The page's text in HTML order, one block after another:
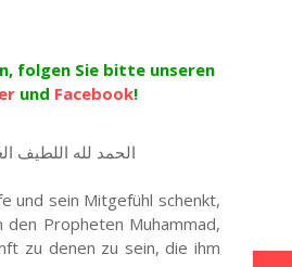
folgen Sie bitte unseren
und Facebook!
الحمد لله اللطيف
und sein Mitgefühl schenkt,
den Propheten Muhammad,
zu denen zu sein, die ihm